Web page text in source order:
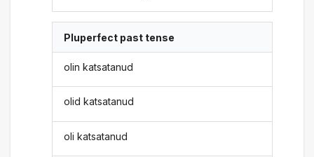
Pluperfect past tense
olin katsatanud
olid katsatanud
oli katsatanud